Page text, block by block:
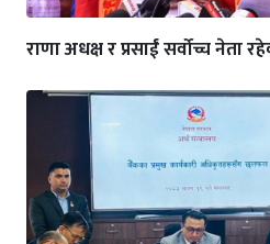
राणा अधक्ष र प्रसाईं सर्वोच्च नेता